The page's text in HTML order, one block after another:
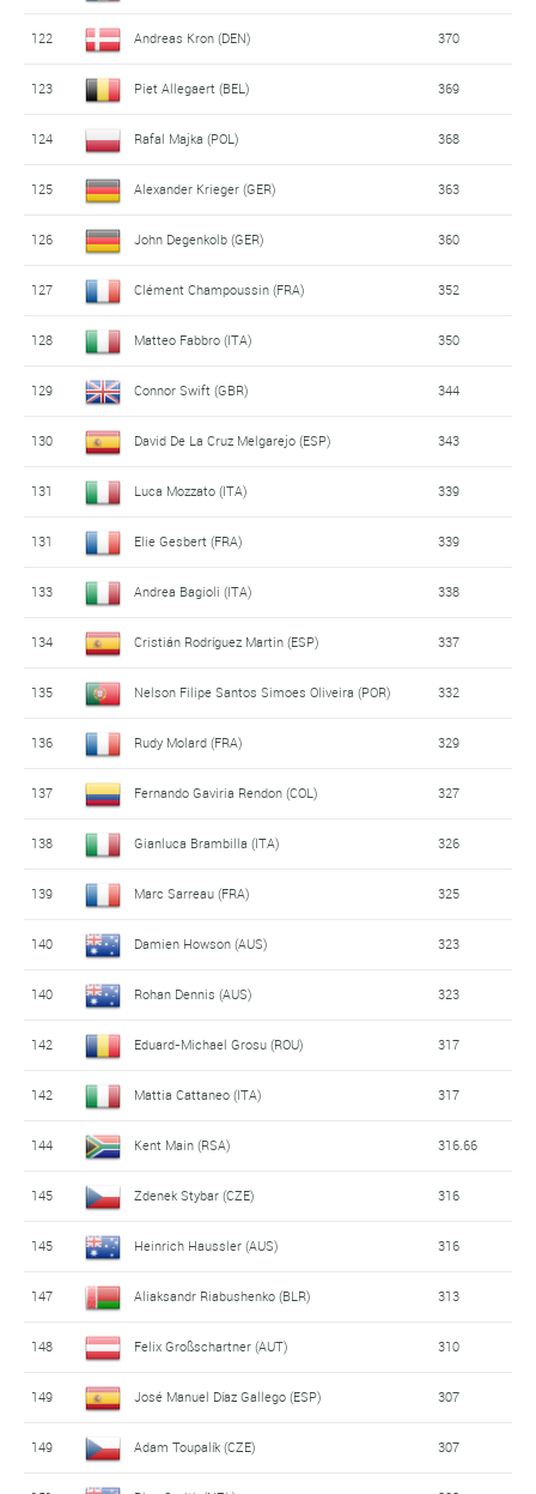
122 Andreas Kron (DEN) 370
123 Piet Allegaert (BEL) 369
124 Rafal Majka (POL) 368
125 Alexander Krieger (GER) 363
126 John Degenkolb (GER) 360
127 Clément Champoussin (FRA) 352
128 Matteo Fabbro (ITA) 350
129 Connor Swift (GBR) 344
130 David De La Cruz Melgarejo (ESP) 343
131 Luca Mozzato (ITA) 339
131 Elie Gesbert (FRA) 339
133 Andrea Bagioli (ITA) 338
134 Cristián Rodríguez Martin (ESP) 337
135 Nelson Filipe Santos Simoes Oliveira (POR) 332
136 Rudy Molard (FRA) 329
137 Fernando Gaviria Rendon (COL) 327
138 Gianluca Brambilla (ITA) 326
139 Marc Sarreau (FRA) 325
140 Damien Howson (AUS) 323
140 Rohan Dennis (AUS) 323
142 Eduard-Michael Grosu (ROU) 317
142 Mattia Cattaneo (ITA) 317
144 Kent Main (RSA) 316.66
145 Zdenek Stybar (CZE) 316
145 Heinrich Haussler (AUS) 316
147 Aliaksandr Riabushenko (BLR) 313
148 Felix Großschartner (AUT) 310
149 José Manuel Díaz Gallego (ESP) 307
149 Adam Toupalík (CZE) 307